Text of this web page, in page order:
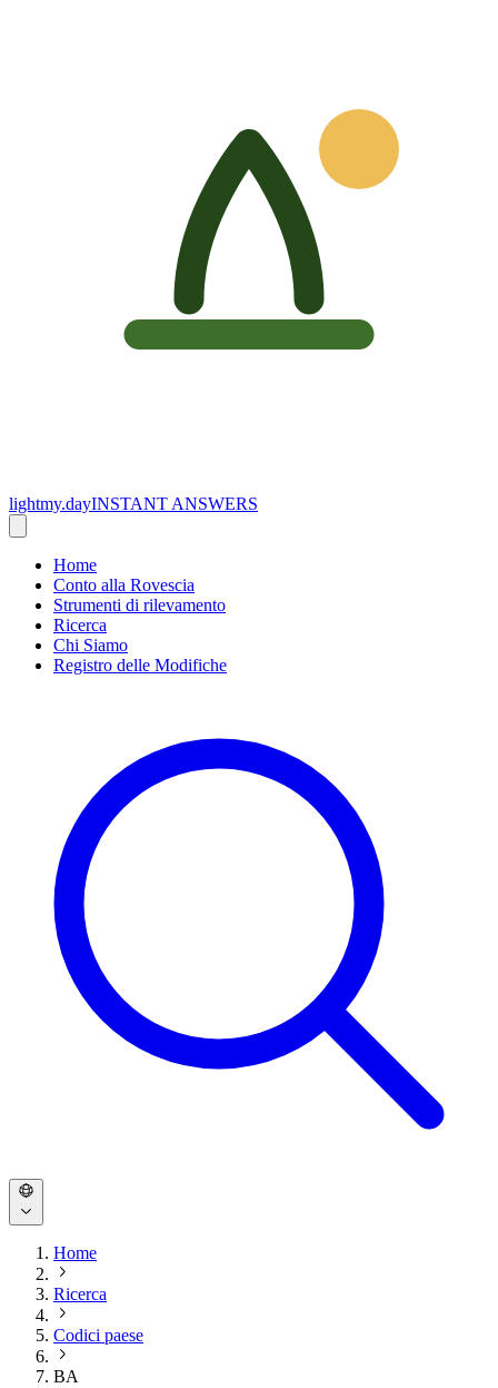
lightmy.dayINSTANT ANSWERS
Home
Conto alla Rovescia
Strumenti di rilevamento
Ricerca
Chi Siamo
Registro delle Modifiche
Home
Ricerca
Codici paese
BA